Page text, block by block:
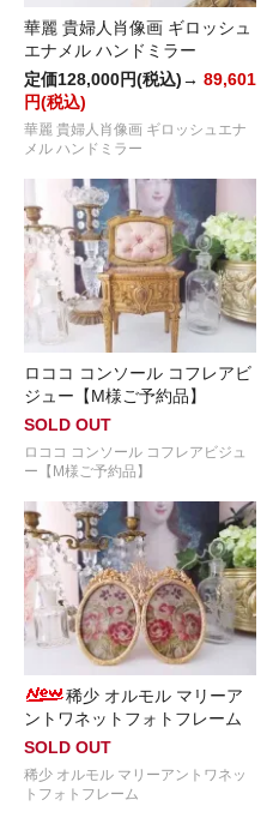
華麗 貴婦人肖像画 ギロッシュ
エナメル ハンドミラー
定価128,000円(税込)→ 89,601
円(税込)
華麗 貴婦人肖像画 ギロッシュエナ
メル ハンドミラー
ロココ コンソール コフレアビ
ジュー【M様ご予約品】
SOLD OUT
ロココ コンソール コフレアビジュ
ー【M様ご予約品】
稀少 オルモル マリーア
ントワネットフォトフレーム
SOLD OUT
稀少 オルモル マリーアントワネッ
トフォトフレーム